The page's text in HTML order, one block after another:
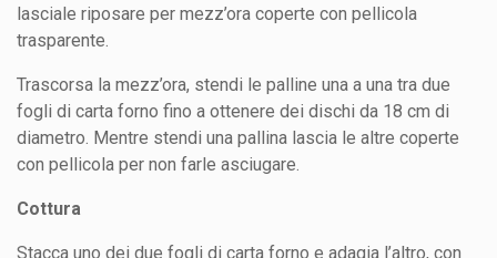
lasciale riposare per mezz’ora coperte con pellicola
trasparente.
Trascorsa la mezz’ora, stendi le palline una a una tra due
fogli di carta forno fino a ottenere dei dischi da 18 cm di
diametro. Mentre stendi una pallina lascia le altre coperte
con pellicola per non farle asciugare.
Cottura
Stacca uno dei due fogli di carta forno e adagia l’altro, con